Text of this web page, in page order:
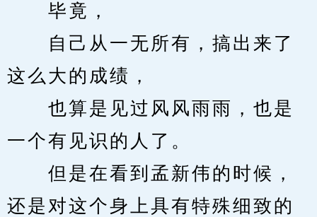
毕竟，
自己从一无所有，搞出来了
这么大的成绩，
也算是见过风风雨雨，也是
一个有见识的人了。
但是在看到孟新伟的时候，
还是对这个身上具有特殊细致的